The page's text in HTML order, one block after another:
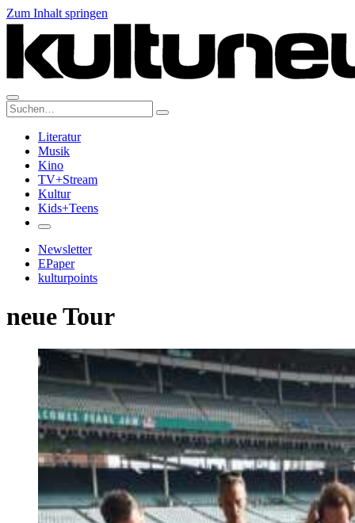
Zum Inhalt springen
Suche:
Literatur
Musik
Kino
TV+Stream
Kultur
Kids+Teens
Newsletter
EPaper
kulturpoints
neue Tour